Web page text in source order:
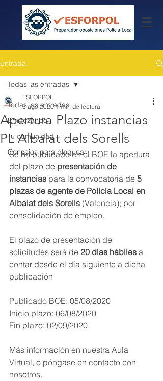
Entrada
Todas las entradas
Empezando
Tu comunidad
Consejos para bloguear
Todas las entradas
Apertura Plazo instancias
PL Albalat dels Sorells
ESFORPOL
5 ago 2020 1 min de lectura
Se ha publicado en el BOE la apertura
del plazo de presentación de
instancias para la convocatoria de 5
plazas de agente de Policía Local en
Albalat dels Sorells (Valencia); por
consolidación de empleo.
El plazo de presentación de
solicitudes será de 20 días hábiles a
contar desde el día siguiente a dicha
publicación
Publicado BOE: 05/08/2020
Inicio plazo: 06/08/2020
Fin plazo: 02/09/2020
Más información en nuestra Aula
Virtual, o póngase en contacto con
nosotros.